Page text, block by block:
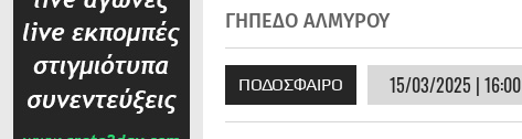
ΓΗΠΕΔΟ ΑΛΜΥΡΟΥ
ΠΟΔΟΣΦΑΙΡΟ 15/03/2025 | 16:00